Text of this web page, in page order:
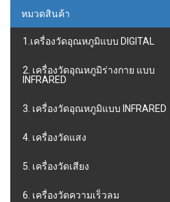
หมวดสินค้า
1.เครื่องวัดอุณหภูมิแบบ DIGITAL
2. เครื่องวัดอุณหภูมิร่างกาย แบบ
INFRARED
3. เครื่องวัดอุณหภูมิแบบ INFRARED
4. เครื่องวัดแสง
5. เครื่องวัดเสียง
6. เครื่องวัดความเร็วลม